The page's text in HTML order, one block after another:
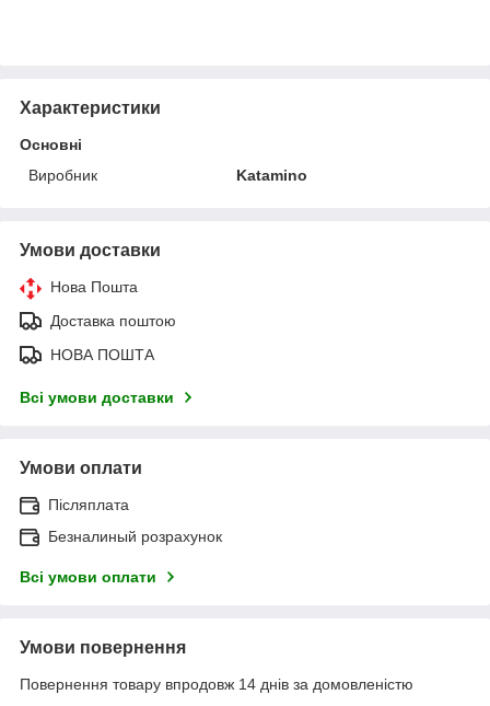
Характеристики
Основні
Виробник
Katamino
Умови доставки
Нова Пошта
Доставка поштою
НОВА ПОШТА
Всі умови доставки
Умови оплати
Післяплата
Безналиный розрахунок
Всі умови оплати
Умови повернення
Повернення товару впродовж 14 днів за домовленістю